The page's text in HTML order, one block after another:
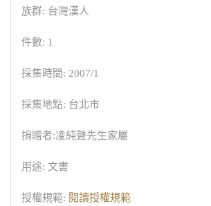
族群: 台灣漢人
件數: 1
採集時間: 2007/1
採集地點: 台北市
捐贈者:凌純聲先生家屬
用途: 文書
授權規範: 閱讀授權規範